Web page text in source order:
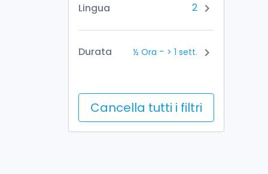
Lingua 2 chevron_right
Durata ½ Ora - > 1 sett. chevron_right
Cancella tutti i filtri